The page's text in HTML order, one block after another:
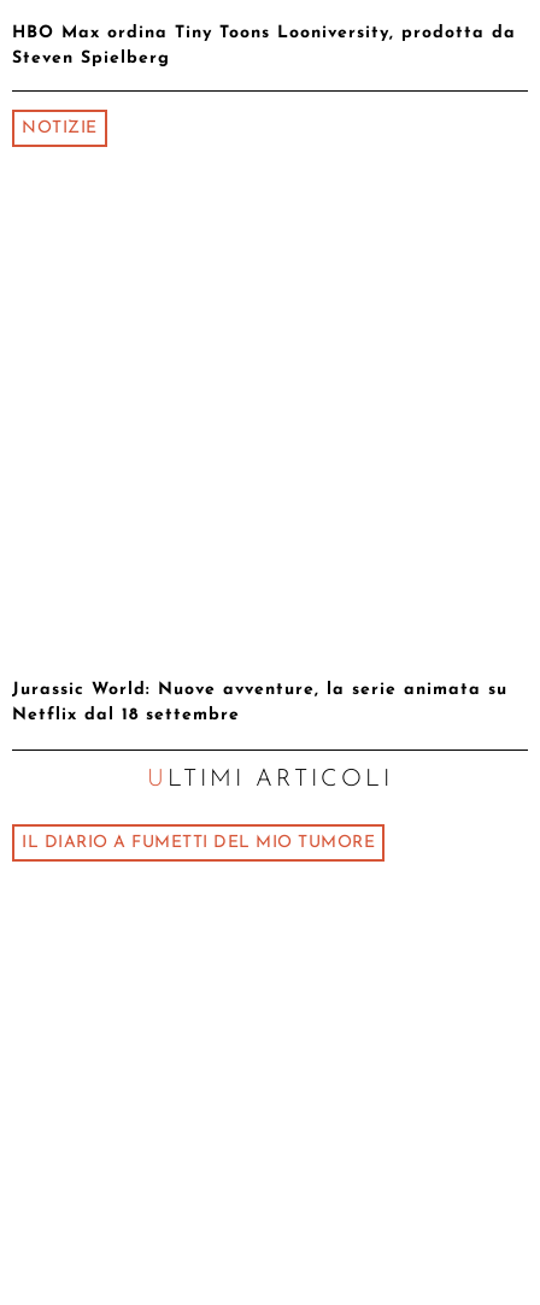
HBO Max ordina Tiny Toons Looniversity, prodotta da
Steven Spielberg
NOTIZIE
Jurassic World: Nuove avventure, la serie animata su
Netflix dal 18 settembre
ULTIMI ARTICOLI
IL DIARIO A FUMETTI DEL MIO TUMORE